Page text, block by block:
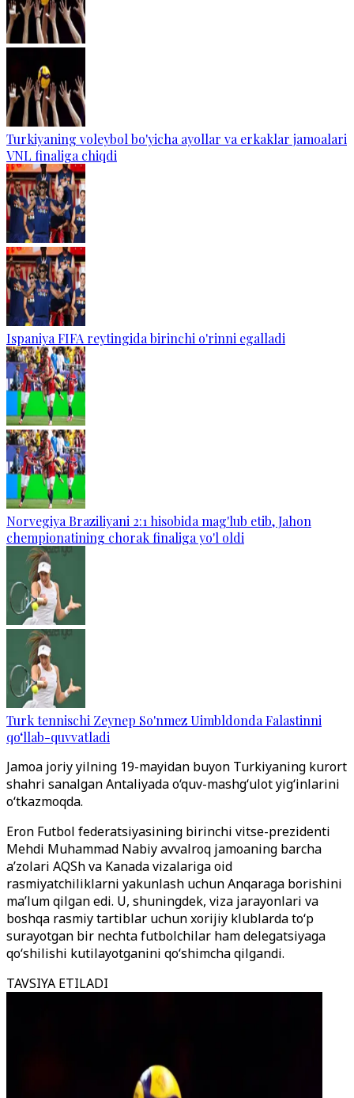
Turkiyaning voleybol bo'yicha ayollar va erkaklar jamoalari
VNL finaliga chiqdi
Ispaniya FIFA reytingida birinchi o'rinni egalladi
Norvegiya Braziliyani 2:1 hisobida mag'lub etib, Jahon
chempionatining chorak finaliga yo'l oldi
Turk tennischi Zeynep So'nmez Uimbldonda Falastinni
qo‘llab-quvvatladi
Jamoa joriy yilning 19-mayidan buyon Turkiyaning kurort
shahri sanalgan Antaliyada o‘quv-mashg‘ulot yig‘inlarini
o‘tkazmoqda.
Eron Futbol federatsiyasining birinchi vitse-prezidenti
Mehdi Muhammad Nabiy avvalroq jamoaning barcha
a’zolari AQSh va Kanada vizalariga oid
rasmiyatchiliklarni yakunlash uchun Anqaraga borishini
ma’lum qilgan edi. U, shuningdek, viza jarayonlari va
boshqa rasmiy tartiblar uchun xorijiy klublarda to‘p
surayotgan bir nechta futbolchilar ham delegatsiyaga
qo‘shilishi kutilayotganini qo‘shimcha qilgandi.
TAVSIYA ETILADI